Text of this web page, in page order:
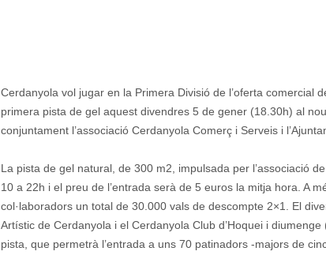
Cerdanyola vol jugar en la Primera Divisió de l’oferta
primera pista de gel aquest divendres 5 de gener (18.30h) al
conjuntament l’associació Cerdanyola Comerç i Serveis i
La pista de gel natural, de 300 m2, impulsada per l’associació
10 a 22h i el preu de l’entrada serà de 5 euros la mitja hora. A
col·laboradors un total de 30.000 vals de descompte 2×1. El
Artístic de Cerdanyola i el Cerdanyola Club d’Hoquei i
pista, que permetrà l’entrada a uns 70 patinadors -majors de